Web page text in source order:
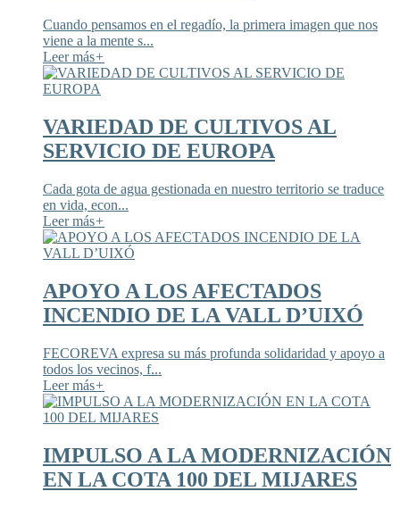
Cuando pensamos en el regadío, la primera imagen que nos
viene a la mente s...
Leer más+
VARIEDAD DE CULTIVOS AL
SERVICIO DE EUROPA
Cada gota de agua gestionada en nuestro territorio se traduce
en vida, econ...
Leer más+
APOYO A LOS AFECTADOS
INCENDIO DE LA VALL D’UIXÓ
FECOREVA expresa su más profunda solidaridad y apoyo a
todos los vecinos, f...
Leer más+
IMPULSO A LA MODERNIZACIÓN
EN LA COTA 100 DEL MIJARES